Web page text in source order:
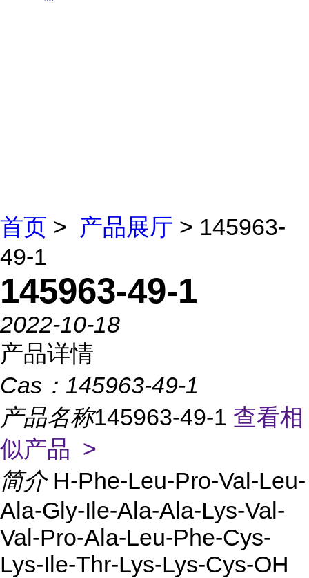
首页 > 产品展厅 > 145963-
49-1
145963-49-1
2022-10-18
产品详情
Cas： 145963-49-1
产品名称145963-49-1 查看相
似产品 >
简介 H-Phe-Leu-Pro-Val-Leu-
Ala-Gly-Ile-Ala-Ala-Lys-Val-
Val-Pro-Ala-Leu-Phe-Cys-
Lys-Ile-Thr-Lys-Lys-Cys-OH